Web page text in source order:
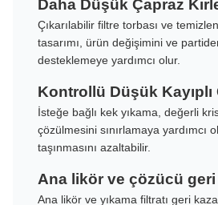
Daha Düşük Çapraz
Çıkarılabilir filtre torbası ve
tasarımı, ürün değişimini ve
desteklemeye yardımcı olur.
Kontrollü Düşük Kayıplı
İsteğe bağlı kek yıkama, değerli
çözülmesini sınırlamaya yardımcı
taşınmasını azaltabilir.
Ana likör ve çözücü geri
Ana likör ve yıkama filtratı geri